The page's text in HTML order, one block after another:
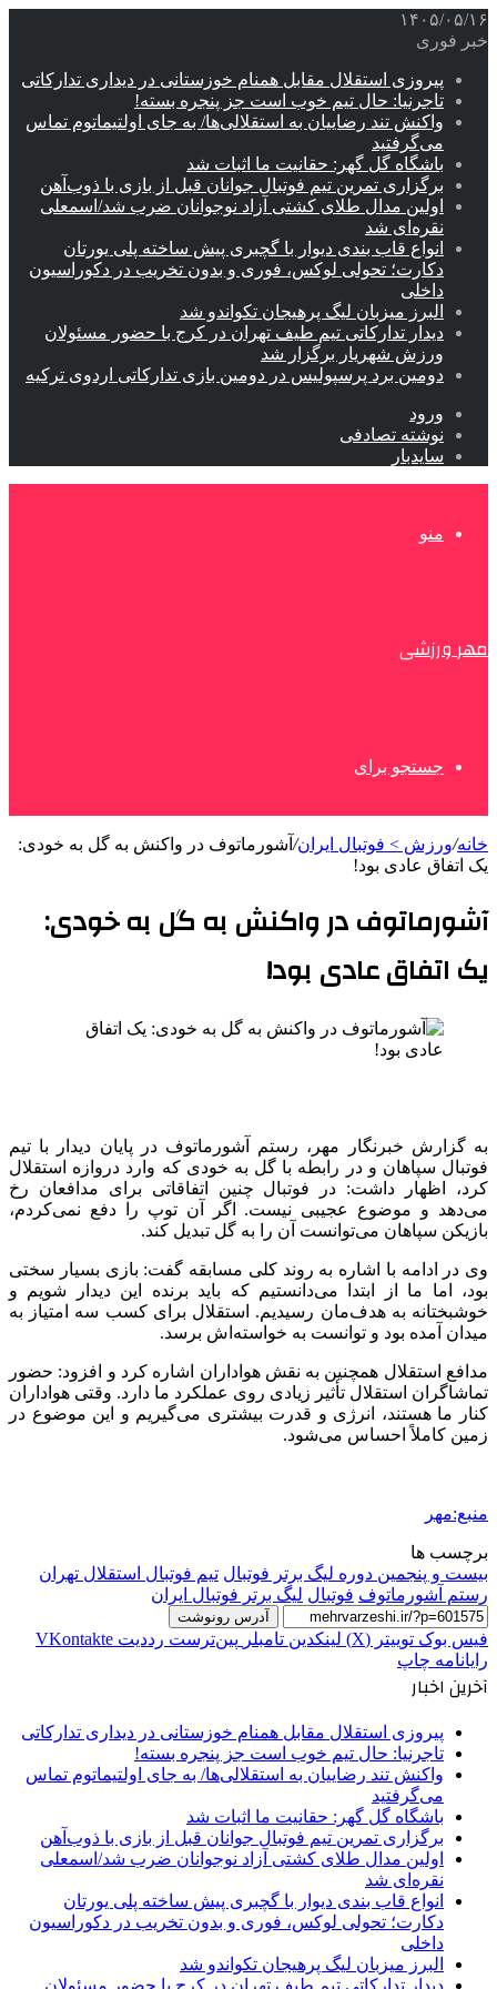
۱۴۰۵/۰۵/۱۶
خبر فوری
پیروزی استقلال مقابل همنام خوزستانی در دیداری تدارکاتی
تاجرنیا: حال تیم خوب است جز پنجره بسته!
واکنش تند رضاییان به استقلالی‌ها/ به جای اولتیماتوم تماس
می‌گرفتید
باشگاه گل گهر: حقانیت ما اثبات شد
برگزاری تمرین تیم فوتبال جوانان قبل از بازی با ذوب‌آهن
اولین مدال طلای کشتی آزاد نوجوانان ضرب شد/اسمعلی
نقره‌ای شد
انواع قاب بندی دیوار با گچبری پیش ساخته پلی یورتان
دکارت؛ تحولی لوکس، فوری و بدون تخریب در دکوراسیون
داخلی
البرز میزبان لیگ پرهیجان تکواندو شد
دیدار تدارکاتی تیم طیف تهران در کرج با حضور مسئولان
ورزش شهریار برگزار شد
دومین برد پرسپولیس در دومین بازی تدارکاتی اردوی ترکیه
ورود
نوشته تصادفی
سایدبار
منو
مهر ورزشی
جستجو برای
خانه/ورزش > فوتبال ایران/ آشورماتوف در واکنش به گل به خودی:
یک اتفاق عادی بود!
آشورماتوف در واکنش به گل به خودی:
یک اتفاق عادی بود!
به گزارش خبرنگار مهر، رستم آشورماتوف در پایان دیدار با تیم
فوتبال سپاهان و در رابطه با گل به خودی که وارد دروازه استقلال
کرد، اظهار داشت: در فوتبال چنین اتفاقاتی برای مدافعان رخ
می‌دهد و موضوع عجیبی نیست. اگر آن توپ را دفع نمی‌کردم،
بازیکن سپاهان می‌توانست آن را به گل تبدیل کند.
وی در ادامه با اشاره به روند کلی مسابقه گفت: بازی بسیار سختی
بود، اما ما از ابتدا می‌دانستیم که باید برنده این دیدار شویم و
خوشبختانه به هدف‌مان رسیدیم. استقلال برای کسب سه امتیاز به
میدان آمده بود و توانست به خواسته‌اش برسد.
مدافع استقلال همچنین به نقش هواداران اشاره کرد و افزود: حضور
تماشاگران استقلال تأثیر زیادی روی عملکرد ما دارد. وقتی هواداران
کنار ما هستند، انرژی و قدرت بیشتری می‌گیریم و این موضوع در
زمین کاملاً احساس می‌شود.
منبع:مهر
برچسب ها
بیست و پنجمین دوره لیگ برتر فوتبال تیم فوتبال استقلال تهران
رستم آشورماتوف فوتبال لیگ برتر فوتبال ایران
آدرس رونوشت
فیس بوک توییتر (X) لینکدین ‫تامبلر ‫پین‌ترست ‫رددیت ‫VKontakte
رایانامه چاپ
آخرین اخبار
پیروزی استقلال مقابل همنام خوزستانی در دیداری تدارکاتی
تاجرنیا: حال تیم خوب است جز پنجره بسته!
واکنش تند رضاییان به استقلالی‌ها/ به جای اولتیماتوم تماس
می‌گرفتید
باشگاه گل گهر: حقانیت ما اثبات شد
برگزاری تمرین تیم فوتبال جوانان قبل از بازی با ذوب‌آهن
اولین مدال طلای کشتی آزاد نوجوانان ضرب شد/اسمعلی
نقره‌ای شد
انواع قاب بندی دیوار با گچبری پیش ساخته پلی یورتان
دکارت؛ تحولی لوکس، فوری و بدون تخریب در دکوراسیون
داخلی
البرز میزبان لیگ پرهیجان تکواندو شد
دیدار تدارکاتی تیم طیف تهران در کرج با حضور مسئولان